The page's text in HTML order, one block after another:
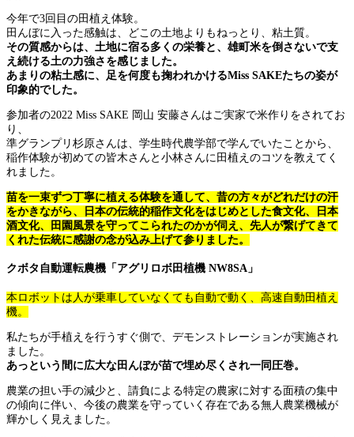
今年で3回目の田植え体験。
田んぼに入った感触は、どこの土地よりもねっとり、粘土質。
その質感からは、土地に宿る多くの栄養と、雄町米を倒さないで支
え続ける土の力強さを感じました。
あまりの粘土感に、足を何度も掬われかけるMiss SAKEたちの姿が
印象的でした。
参加者の2022 Miss SAKE 岡山 安藤さんはご実家で米作りをされてお
り、
準グランプリ杉原さんは、学生時代農学部で学んでいたことから、
稲作体験が初めての皆木さんと小林さんに 田植えのコツを教えてく
れました。
苗を一束ずつ丁寧に植える体験を通して、 昔の方々がどれだけの汗
をかきながら、日本の伝統的稲作文化をはじめとした食文化、日本
酒文化、田園風景を守ってこられたのかが伺え、先人が繋げてきて
くれた伝統に感謝の念が込み上げて参りました。
クボタ自動運転農機「アグリロボ田植機 NW8SA」
本ロボットは人が乗車していなくても自動で動く、高速自動田植え
機。
私たちが手植えを行うすぐ側で、デモンストレーションが実施され
ました。
あっという間に広大な田んぼが苗で埋め尽くされ一同圧巻。
農業の担い手の減少と、請負による特定の農家に対する面積の集中
の傾向に伴い、今後の農業を守っていく存在である無人農業機械が
輝かしく見えました。